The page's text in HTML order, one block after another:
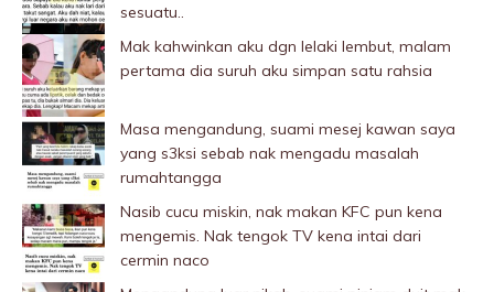
sesuatu..
Mak kahwinkan aku dgn lelaki Iembut, malam
pertama dia suruh aku simpan satu rahsia
Masa mengandung, suami mesej kawan saya
yang s3ksi sebab nak mengadu masalah
rumahtangga
Nasib cucu miskin, nak makan KFC pun kena
mengemis. Nak tengok TV kena intai dari
cermin naco